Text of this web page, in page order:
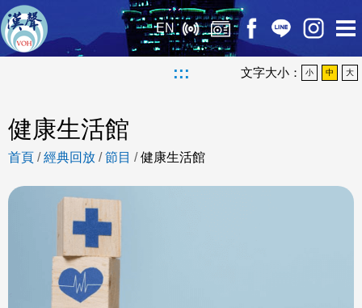
EN
::: 文字大小： 小 中 大
健康生活館
首頁 /經典回放 /節目 /健康生活館